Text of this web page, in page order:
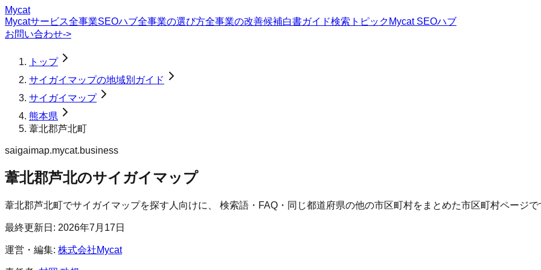
Mycat
Mycatサービス全事業SEOハブ全事業の選び方全事業の改善候補白書ガイド検索トピック Mycat SEOハブ
お問い合わせ->
トップ
サイガイマップの地域別ガイド
サイガイマップ
熊本県
葦北郡芦北町
saigaimap.mycat.business
葦北郡芦北のサイガイマップ
葦北郡芦北町でサイガイマップを探す人向けに、 検索語・FAQ・同じ都道府県の他の市区町村をまとめた市区町村ページで
最終更新日: 2026年7月17日
運営・編集: 株式会社Mycat